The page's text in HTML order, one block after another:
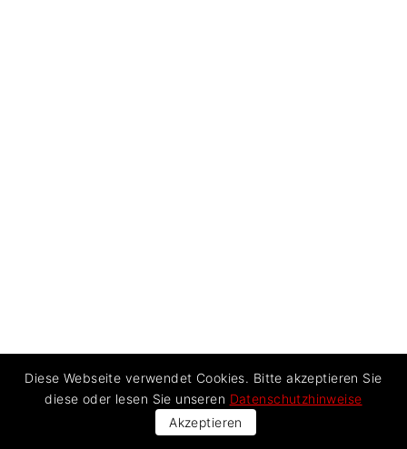
Diese Webseite verwendet Cookies. Bitte akzeptieren Sie
diese oder lesen Sie unseren Datenschutzhinweise
Akzeptieren